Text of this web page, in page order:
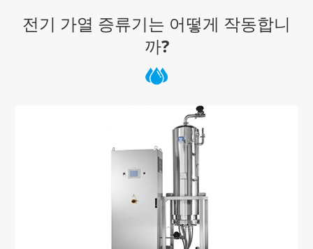
전기 가열 증류기는 어떻게 작동합니
까?